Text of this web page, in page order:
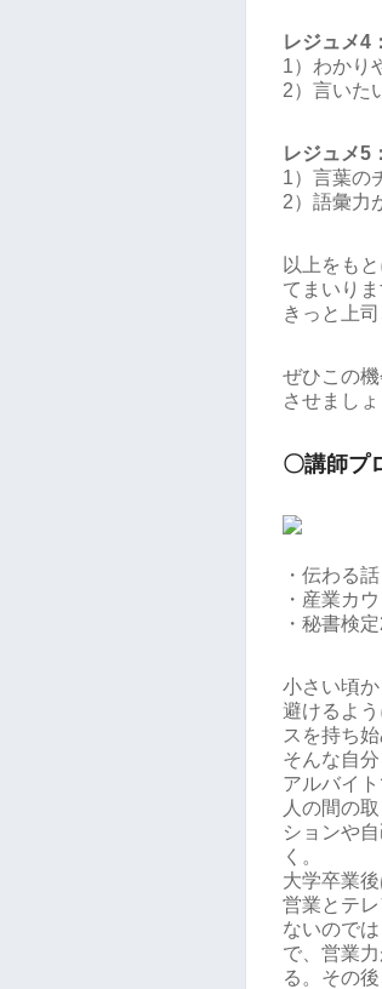
レジュメ4
1）わかり
2）言いた
レジュメ5
1）言葉の
2）語彙力
以上をも
てまいりま
きっと上
ぜひこの
させましょ
〇講師プ
・伝わる
・産業カ
・秘書検
小さい頃
避けるよ
スを持ち始
そんな自
アルバイ
人の間の
ションや
く。
大学卒業
営業とテ
ないので
で、営業
る。その